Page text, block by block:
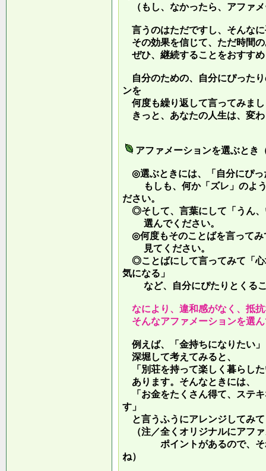
（もし、なかったら、アファ
言うのはただですし、そんな
その効果を信じて、ただ時間
ぜひ、継続することをおすす
自分のための、自分にぴった
ンを
何度も繰り返して言ってみま
きっと、あなたの人生は、変
アファメーションを選ぶとき
◎選ぶときには、「自分にぴっ
もしも、何か「ズレ」のよう
ださい。
◎そして、言葉にして「うん、
選んでください。
◎何度もそのことばを言ってみ
見てください。
◎ことばにして言ってみて「心
気になる」
など、自分にぴたりとくるこ
なにより、違和感がなく、抵
そんなアファメーションを選
例えば、「金持ちになりたい
深堀して考えてみると、
「別荘を持って楽しく暮らし
あります。そんなときには、
「お金をたくさん得て、ステ
す」
と言うふうにアレンジしてみ
（注／全くオリジナルにアフ
ポイントがあるので、それ
ね）